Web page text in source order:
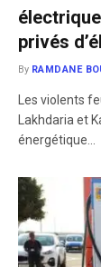
privés
By RAMDANE
​Les violents
Lakhdaria et
énergétique…